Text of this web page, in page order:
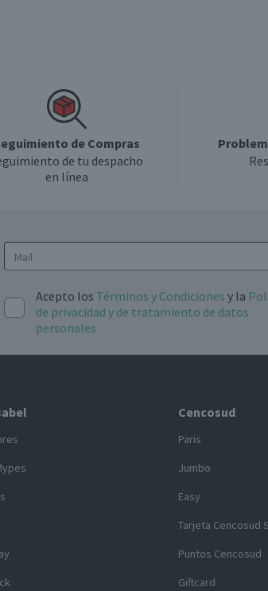
de Compras
de tu despacho
en línea
Acepto los Términos y Condiciones y la
de privacidad y de tratamiento de datos
personales
Cencosud
Paris
Jumbo
Easy
Tarjeta Cencosud
Puntos Cencosud
Giftcard